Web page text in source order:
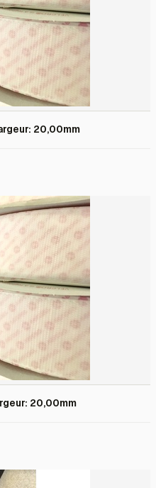
20,00mm
20,00mm